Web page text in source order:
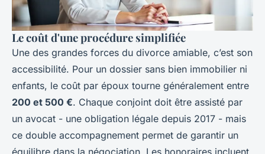
Le coût d'une procédure simplifiée
Une des grandes forces du divorce amiable, c’est son
accessibilité. Pour un dossier sans bien immobilier ni
enfants, le coût par époux tourne généralement entre
200 et 500 €. Chaque conjoint doit être assisté par
un avocat - une obligation légale depuis 2017 - mais
ce double accompagnement permet de garantir un